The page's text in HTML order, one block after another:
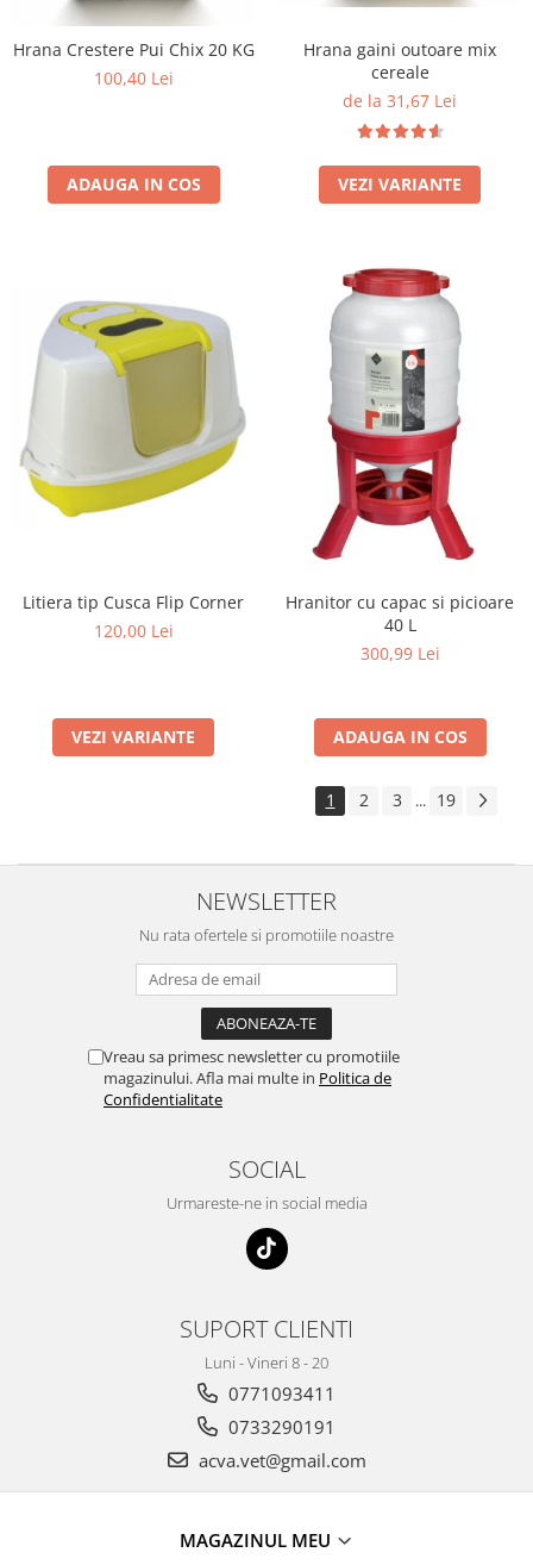
Hrana Crestere Pui Chix 20 KG
100,40 Lei
ADAUGA IN COS
Hrana gaini outoare mix
cereale
de la 31,67 Lei
VEZI VARIANTE
Litiera tip Cusca Flip Corner
120,00 Lei
VEZI VARIANTE
Hranitor cu capac si picioare
40 L
300,99 Lei
ADAUGA IN COS
1 2 3 ... 19
NEWSLETTER
Nu rata ofertele si promotiile noastre
Vreau sa primesc newsletter cu promotiile
magazinului. Afla mai multe in Politica de
Confidentialitate
SOCIAL
Urmareste-ne in social media
SUPORT CLIENTI
Luni - Vineri 8 - 20
0771093411
0733290191
acva.vet@gmail.com
MAGAZINUL MEU